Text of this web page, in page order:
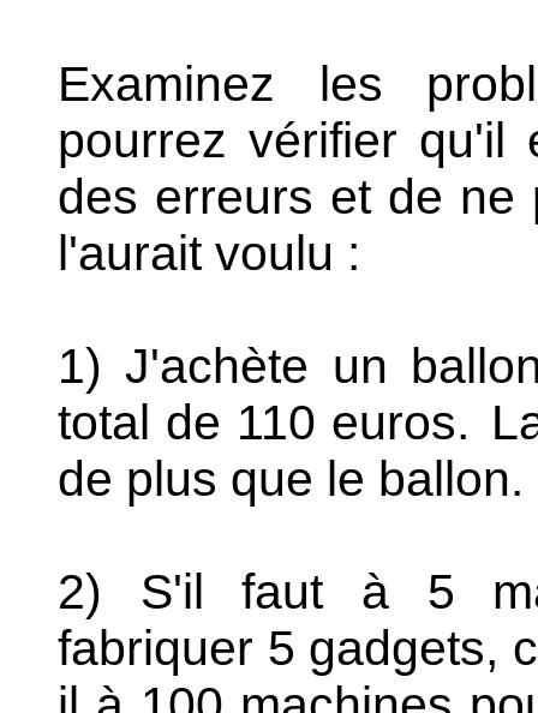
Examinez les
pourrez vérifier qu'il
des erreurs et de ne
l'aurait voulu :
1) J'achète un
total de 110 euros.
de plus que le ballon.
2) S'il faut à 5
fabriquer 5 gadgets,